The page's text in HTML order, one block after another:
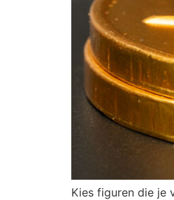
Kies figuren die je